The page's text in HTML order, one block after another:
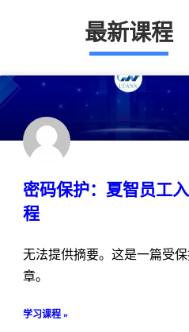
最新课程
密码保护：夏智员工
程
无法提供摘要。这是一篇受
章。
学习课程 »